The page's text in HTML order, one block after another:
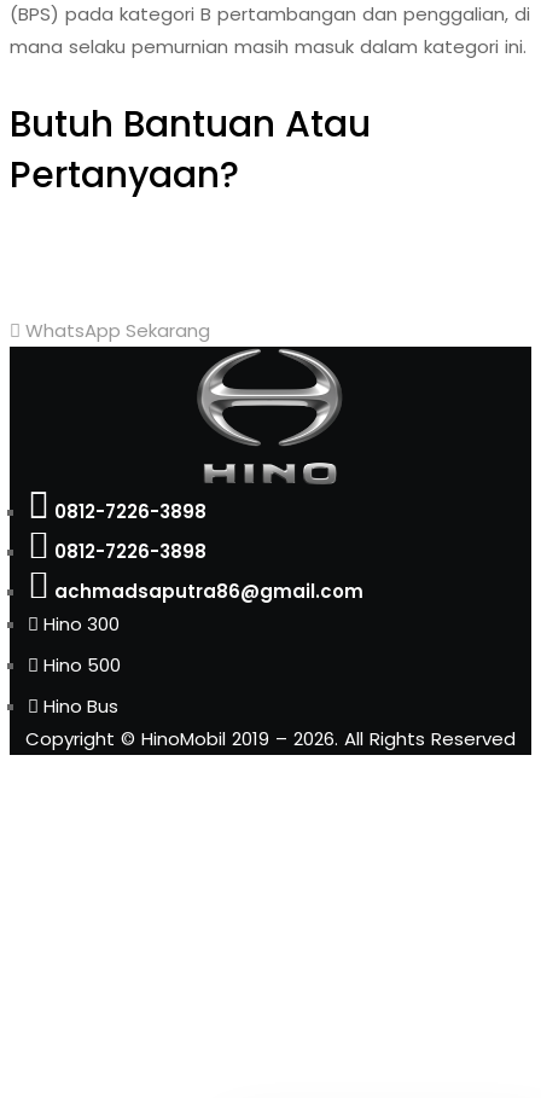
(BPS) pada kategori B pertambangan dan penggalian, di
mana selaku pemurnian masih masuk dalam kategori ini.
Butuh Bantuan Atau
Pertanyaan?
WhatsApp Sekarang
0812-7226-3898
0812-7226-3898
achmadsaputra86@gmail.com
Hino 300
Hino 500
Hino Bus
Copyright © HinoMobil 2019 – 2026. All Rights Reserved